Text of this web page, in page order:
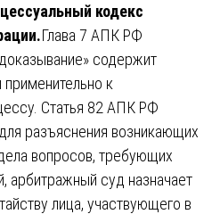
кодекс
Глава 7 АПК РФ
содержит
к
Статья 82 АПК РФ
разъяснения возникающих
вопросов, требующих
арбитражный суд назначает
лица, участвующего в